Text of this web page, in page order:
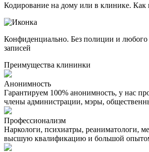
Кодирование на дому или в клинике. Как
Конфиденциально. Без полиции и любого
записей
Преимущества клининки
Анонимность
Гарантируем 100% анонимность, у нас
члены администрации, мэры,
Профессионализм
Наркологи, психиатры, реаниматологи,
высшую квалификацию и большой